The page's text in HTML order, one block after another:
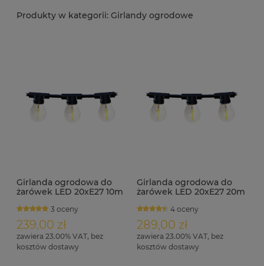
Girlandy ogrodowe
Girlanda ogrodowa do
żarówek LED 20xE27 10m
3 oceny
239,00 zł
zawiera 23.00% VAT, bez
kosztów dostawy
Girlanda ogrodowa do
żarówek LED 20xE27 20m
4 oceny
289,00 zł
zawiera 23.00% VAT, bez
kosztów dostawy